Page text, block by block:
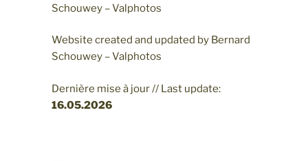
Schouwey – Valphotos
Website created and updated by Bernard
Schouwey – Valphotos
Dernière mise à jour // Last update:
16.05.2026